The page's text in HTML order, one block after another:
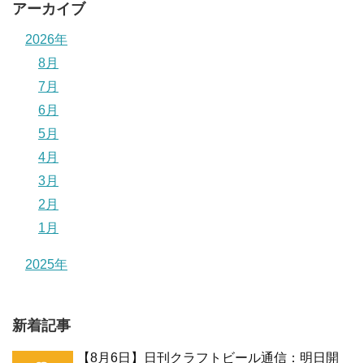
アーカイブ
2026年
8月
7月
6月
5月
4月
3月
2月
1月
2025年
新着記事
【8月6日】日刊クラフトビール通信：明日開